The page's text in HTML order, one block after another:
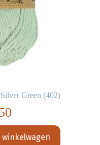
Green (402)
winkelwagen